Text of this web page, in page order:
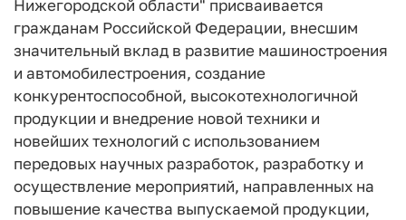
Нижегородской области" присваивается
гражданам Российской Федерации, внесшим
значительный вклад в развитие машиностроения
и автомобилестроения, создание
конкурентоспособной, высокотехнологичной
продукции и внедрение новой техники и
новейших технологий с использованием
передовых научных разработок, разработку и
осуществление мероприятий, направленных на
повышение качества выпускаемой продукции,